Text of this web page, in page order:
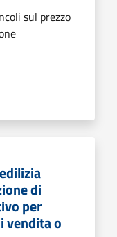
sul prezzo
di
per
vendita o